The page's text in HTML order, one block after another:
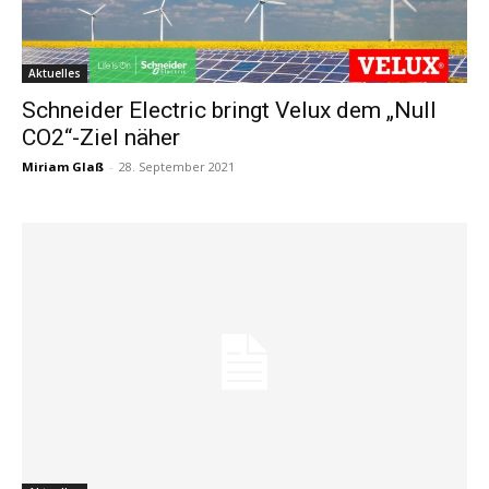
Aktuelles
Schneider Electric bringt Velux dem „Null
CO2“-Ziel näher
Miriam Glaß - 28. September 2021